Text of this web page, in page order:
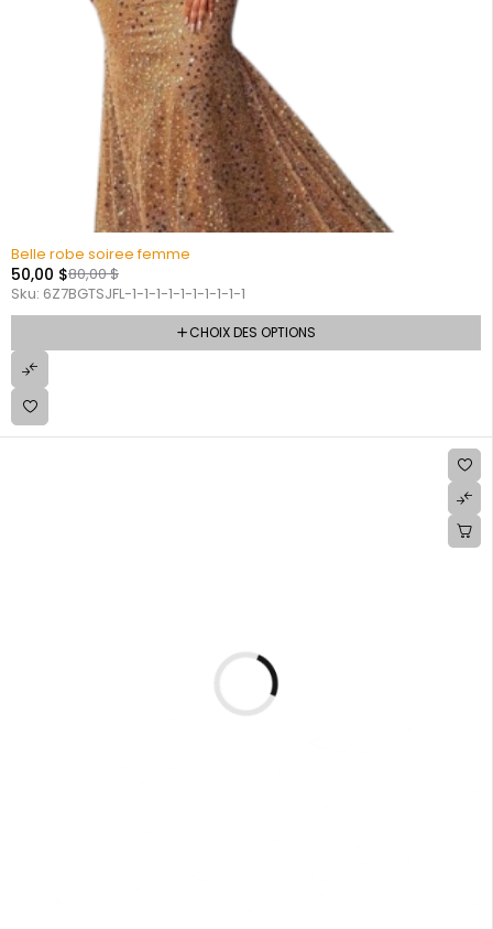
Belle robe soiree femme
80,00$
50,00 $
Sku: 6Z7BGTSJFL-1-1-1-1-1-1-1-1-1-1
CHOIX DES OPTIONS